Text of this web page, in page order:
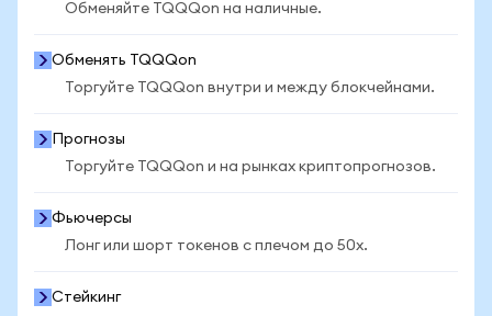
Обменяйте TQQQon на наличные.
Обменять TQQQon
Торгуйте TQQQon внутри и между блокчейнами.
Прогнозы
Торгуйте TQQQon и на рынках криптопрогнозов.
Фьючерсы
Лонг или шорт токенов с плечом до 50x.
Стейкинг